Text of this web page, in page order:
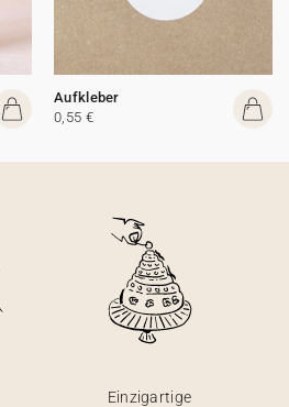
Aufkleber
0,55 €
Einzigartige